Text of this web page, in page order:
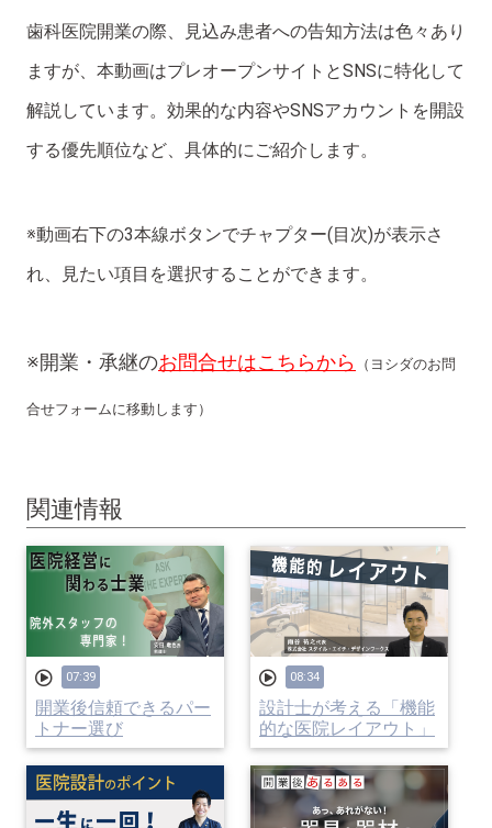
歯科医院開業の際、見込み患者への告知方法は色々あり
ますが、本動画はプレオープンサイトとSNSに特化して
解説しています。効果的な内容やSNSアカウントを開設
する優先順位など、具体的にご紹介します。
※動画右下の3本線ボタンでチャプター(目次)が表示さ
れ、見たい項目を選択することができます。
※開業・承継のお問合せはこちらから （ヨシダのお問
合せフォームに移動します）
関連情報
07:39
開業後信頼できるパー
トナー選び
08:34
設計士が考える「機能
的な医院レイアウト」